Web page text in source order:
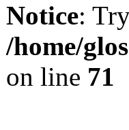
Notice:
/home/
on line 71